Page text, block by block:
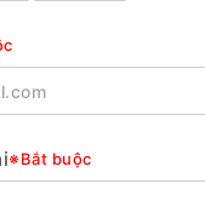
※Bắt buộc